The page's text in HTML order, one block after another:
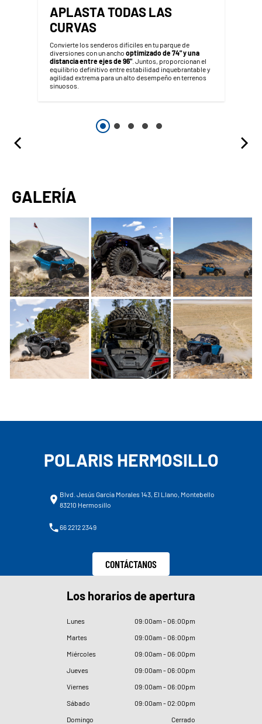
APLASTA TODAS LAS
CURVAS
Convierte los senderos difíciles en tu parque de
diversiones con un ancho optimizado de 74" y una
distancia entre ejes de 96". Juntos, proporcionan el
equilibrio definitivo entre estabilidad inquebrantable y
agilidad extrema para un alto desempeño en terrenos
sinuosos.
GALERÍA
POLARIS HERMOSILLO
Blvd. Jesús García Morales 143, El Llano, Montebello
83210 Hermosillo
66 2212 2349
CONTÁCTANOS
Los horarios de apertura
Lunes 09:00am - 06:00pm
Martes
09:00am - 06:00pm
Miércoles
09:00am - 06:00pm
Jueves
09:00am - 06:00pm
Viernes
09:00am - 06:00pm
Sábado
09:00am - 02:00pm
Domingo
Cerrado